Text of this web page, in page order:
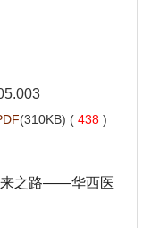
(310KB) ( 438 )
来之路——华西医